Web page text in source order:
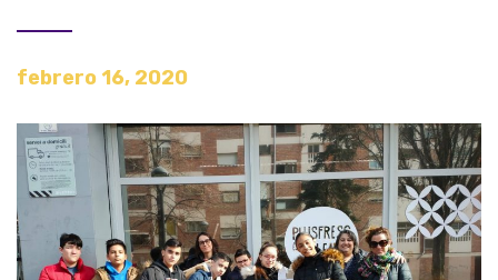
febrero 16, 2020